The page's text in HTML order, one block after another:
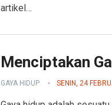
artikel…
Menciptakan
GAYA HIDUP SENIN, 24